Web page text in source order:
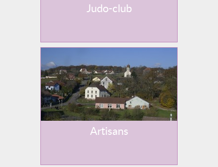
Judo-club
Artisans